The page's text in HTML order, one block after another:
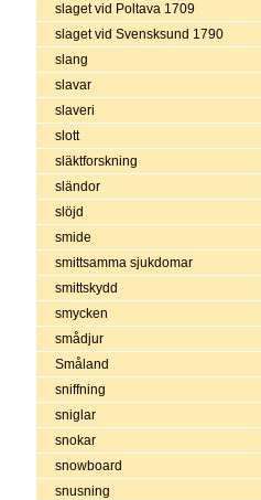
slaget vid Poltava 1709
slaget vid Svensksund 1790
slang
slavar
slaveri
slott
släktforskning
sländor
slöjd
smide
smittsamma sjukdomar
smittskydd
smycken
smådjur
Småland
sniffning
sniglar
snokar
snowboard
snusning